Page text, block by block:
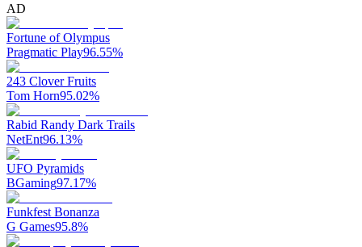
AD
Fortune of Olympus
Pragmatic Play96.55%
243 Clover Fruits
Tom Horn95.02%
Rabid Randy Dark Trails
NetEnt96.13%
UFO Pyramids
BGaming97.17%
Funkfest Bonanza
G Games95.8%